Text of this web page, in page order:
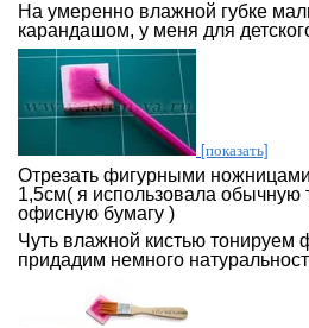
На умеренно влажной губке
карандашом, у меня для
[показать]
Отрезать фигурными
1,5см( я использовала обычную
офисную бумагу )
Чуть влажной кистью тонируем
придадим немного